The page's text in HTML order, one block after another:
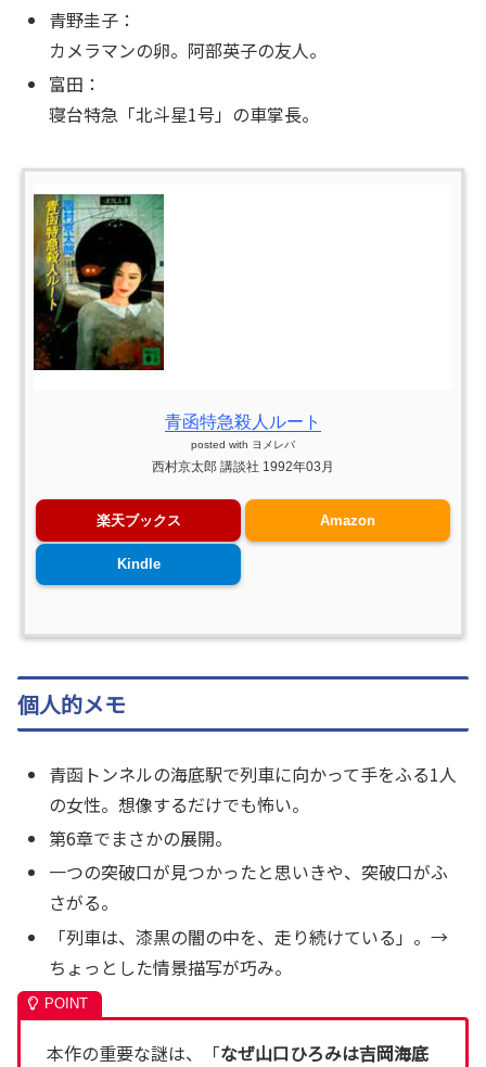
青野圭子：
カメラマンの卵。阿部英子の友人。
富田：
寝台特急「北斗星1号」の車掌長。
青函特急殺人ルート
posted with ヨメレバ
西村京太郎 講談社 1992年03月
楽天ブックス Amazon
Kindle
個人的メモ
青函トンネルの海底駅で列車に向かって手をふる1人
の女性。想像するだけでも怖い。
第6章でまさかの展開。
一つの突破口が見つかったと思いきや、突破口がふ
さがる。
「列車は、漆黒の闇の中を、走り続けている」。→
ちょっとした情景描写が巧み。
本作の重要な謎は、「なぜ山口ひろみは吉岡海底